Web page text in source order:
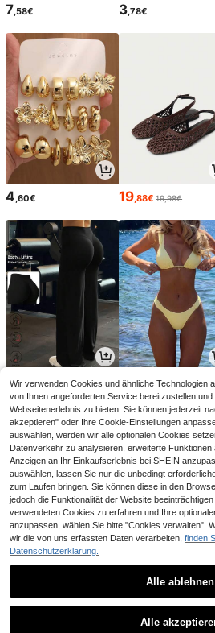
7 ,58€ 3,78€
4,60€ 19,88€ 19,98€
11,84€11,87€ 12,49€
11 6
Wir verwenden Cookies und ähnliche Technologien
von Ihnen angeforderten Service bereitzustellen
Webseitenerlebnis zu bieten. Sie können jederzeit
akzeptieren" oder Ihre Cookie-Einstellungen
auswählen, werden wir alle optionalen Cookies
Datenverkehr zu analysieren, erweiterte Funktionen
Anzeigen an Ihr Einkaufserlebnis bei SHEIN
auswählen, lassen Sie nur die unbedingt
zum Laufen bringen. Sie können diese in den
jedoch die Funktionalität der Website
verwendeten Cookies zu erfahren und Ihre
anzupassen, wählen Sie bitte "Cookies verwalten".
wir die von uns erfassten Daten verarbeiten, finden
Datenschutzerklärung.
Alle ablehnen
Alle